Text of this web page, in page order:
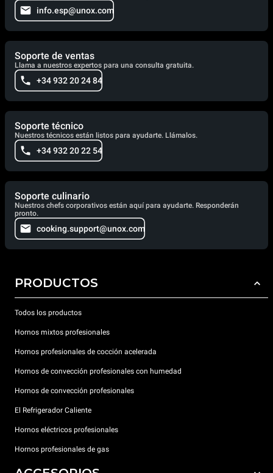
info.esp@unox.com
Soporte de ventas
Llama a nuestros expertos para una consulta gratuita.
+34 932 20 24 84
Soporte técnico
Nuestros técnicos están listos para ayudarte. Llámalos.
+34 932 20 22 54
Soporte culinario
Nuestros chefs corporativos están aquí para ayudarte. Responderán
pronto.
cooking.support@unox.com
PRODUCTOS
Todos los productos
Hornos mixtos profesionales
Hornos profesionales de cocción acelerada
Hornos de convección profesionales con humedad
Hornos de convección profesionales
El Refrigerador Caliente
Hornos eléctricos profesionales
Hornos profesionales de gas